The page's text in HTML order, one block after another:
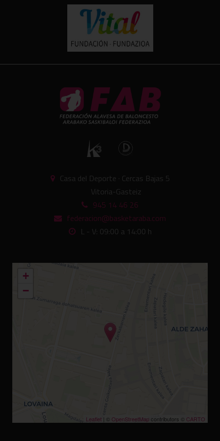
Casa del Deporte · Cercas Bajas 5
Vitoria-Gasteiz
945 14 46 26
federacion@basketaraba.com
L - V: 09:00 a 14:00 h
+
−
Leaflet | © OpenStreetMapcontributors © CARTO